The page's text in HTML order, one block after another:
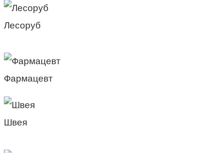
Лесоруб
Фармацевт
Швея